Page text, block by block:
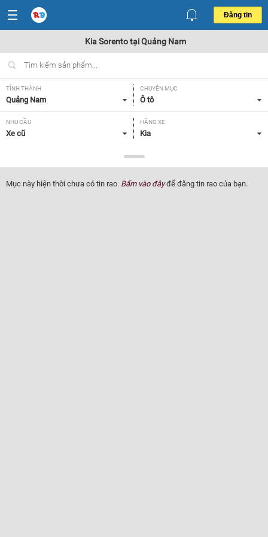
Đăng tin
Kia Sorento tại Quảng Nam
TỈNH THÀNH
Quảng Nam
CHUYÊN MỤC
Ô tô
NHU CẦU
Xe cũ
HÃNG XE
Kia
Sorento
NĂM SẢN XUẤT
Tất cả
GIÁ XE XUẤT XỨ
Mục này hiện thời chưa có tin rao. Bấm vào đâyđể đăng tin rao của bạn.